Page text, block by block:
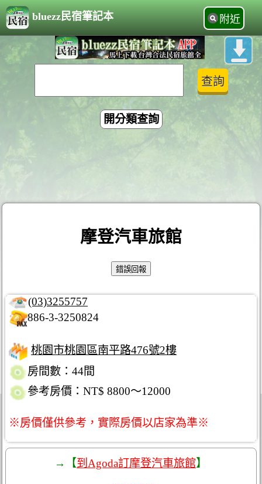
bluezz民宿筆記本 附近
開分類查詢
摩登汽車旅館
(03)3255757
886-3-3250824
桃園市桃園區南平路476號2樓
房間數：44間
參考房價：NT$ 8800～12000
※房價僅供參考，實際房價以店家為準※
→【到Agoda訂摩登汽車旅館】